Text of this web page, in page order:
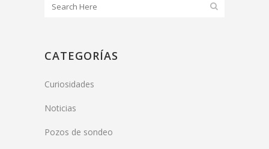
CATEGORÍAS
Curiosidades
Noticias
Pozos de sondeo